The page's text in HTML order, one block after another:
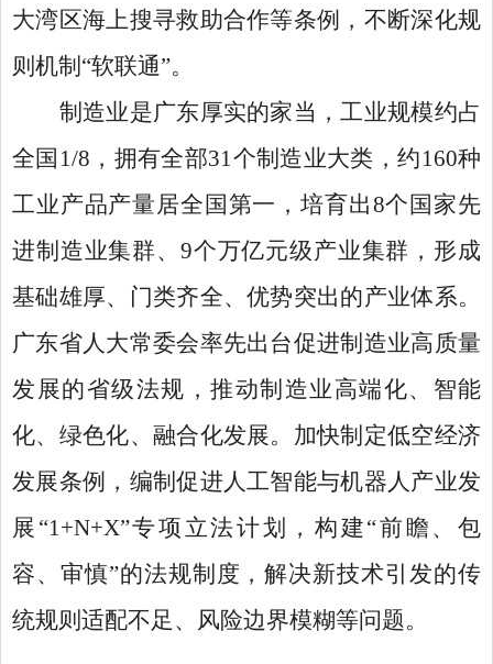
大湾区海上搜寻救助合作等条例，不断深化规
则机制“软联通”。
制造业是广东厚实的家当，工业规模约占
全国 1/8，拥有全部31个制造业大类，约160种
工业产品产量居全国第一，培育出8个国家先
进制造业集群、9个万亿元级产业集群，形成
基础雄厚、门类齐全、优势突出的产业体系。
广东省人大常委会率先出台促进制造业高质量
发展的省级法规，推动制造业高端化、智能
化、绿色化、融合化发展。加快制定低空经济
发展条例，编制促进人工智能与机器人产业发
展“1+N+X”专项立法计划，构建“前瞻、包
容、审慎”的法规制度，解决新技术引发的传
统规则适配不足、风险边界模糊等问题。